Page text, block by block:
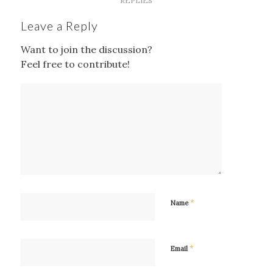
Leave a Reply
Want to join the discussion?
Feel free to contribute!
Name*
Email *